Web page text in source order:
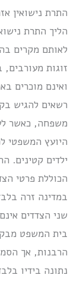
התרת נישואין
הליך התרת
לאותם מקרים
זוגות מעורבים,
ואינם מוכרים
רשאים להגיש
משפחה, כאשר
היועץ המשפטי
ילדים קטינים.
הכוללת פרטי
במדינה זרה
שני הצדדים
בית המשפט
הרבנות, אך
נתונה בידיו